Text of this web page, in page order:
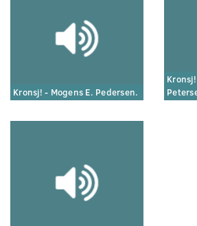
Kronsj! - Mogens E. Pedersen.